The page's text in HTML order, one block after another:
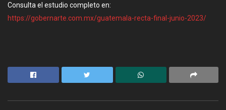
Consulta el estudio completo en:
https://gobernarte.com.mx/guatemala-recta-final-junio-2023/